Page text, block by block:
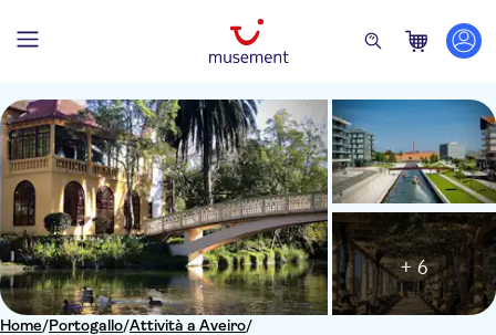
Home/Portogallo/Attività a Aveiro/
+ 6